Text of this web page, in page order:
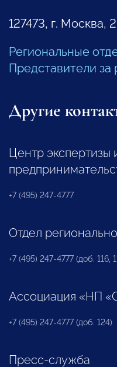
127473, г. Москва,
Региональные
Представители
Другие
Центр экспертизы
+7 (495) 247-4777
Отдел
+7 (495) 247-4777 (доб. 116,
Ассоциация «НП
+7 (495) 247-4777 (доб. 124)
Пресс-служба